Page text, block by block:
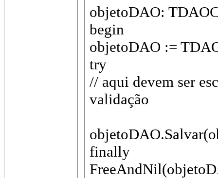
objetoDAO:
begin
objetoDAO :=
try
// aqui devem ser
validação
finally